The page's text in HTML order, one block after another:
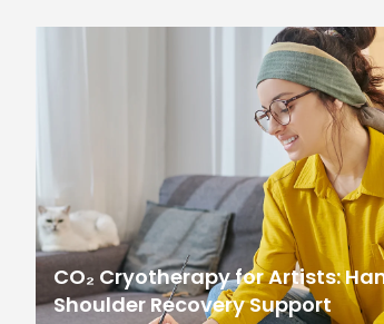
CO₂ Cryotherapy for Artists:
Shoulder Recovery Support